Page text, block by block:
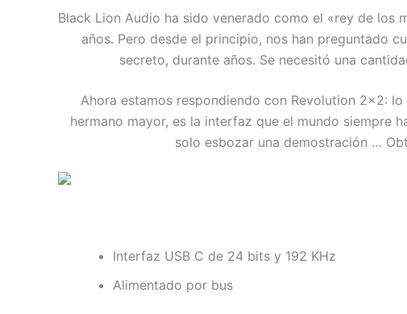
Black Lion Audio ha sido venerado como el «rey de
años. Pero desde el principio, nos han preguntado
secreto, durante años. Se necesitó una
Ahora estamos respondiendo con Revolution 2×2:
hermano mayor, es la interfaz que el mundo siempre
solo esbozar una demostración …
Interfaz USB C de 24 bits y 192 KHz
Alimentado por bus